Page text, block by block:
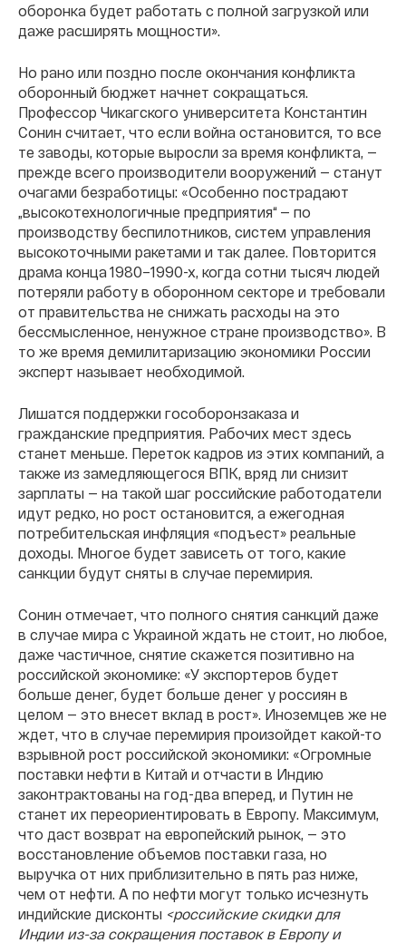
оборонка будет работать с полной загрузкой или
даже расширять мощности».
Но рано или поздно после окончания конфликта
оборонный бюджет начнет сокращаться.
Профессор Чикагского университета Константин
Сонин считает, что если война остановится, то все
те заводы, которые выросли за время конфликта, —
прежде всего производители вооружений — станут
очагами безработицы: «Особенно пострадают
„высокотехнологичные предприятия“ — по
производству беспилотников, систем управления
высокоточными ракетами и так далее. Повторится
драма конца 1980–1990-х, когда сотни тысяч людей
потеряли работу в оборонном секторе и требовали
от правительства не снижать расходы на это
бессмысленное, ненужное стране производство». В
то же время демилитаризацию экономики России
эксперт называет необходимой.
Лишатся поддержки гособоронзаказа и
гражданские предприятия. Рабочих мест здесь
станет меньше. Переток кадров из этих компаний, а
также из замедляющегося ВПК, вряд ли снизит
зарплаты — на такой шаг российские работодатели
идут редко, но рост остановится, а ежегодная
потребительская инфляция «подъест» реальные
доходы. Многое будет зависеть от того, какие
санкции будут сняты в случае перемирия.
Сонин отмечает, что полного снятия санкций даже
в случае мира с Украиной ждать не стоит, но любое,
даже частичное, снятие скажется позитивно на
российской экономике: «У экспортеров будет
больше денег, будет больше денег у россиян в
целом — это внесет вклад в рост». Иноземцев же не
ждет, что в случае перемирия произойдет какой-то
взрывной рост российской экономики: «Огромные
поставки нефти в Китай и отчасти в Индию
законтрактованы на год-два вперед, и Путин не
станет их переориентировать в Европу. Максимум,
что даст возврат на европейский рынок, — это
восстановление объемов поставки газа, но
выручка от них приблизительно в пять раз ниже,
чем от нефти. А по нефти могут только исчезнуть
индийские дисконты <российские скидки для
Индии из-за сокращения поставок в Европу и